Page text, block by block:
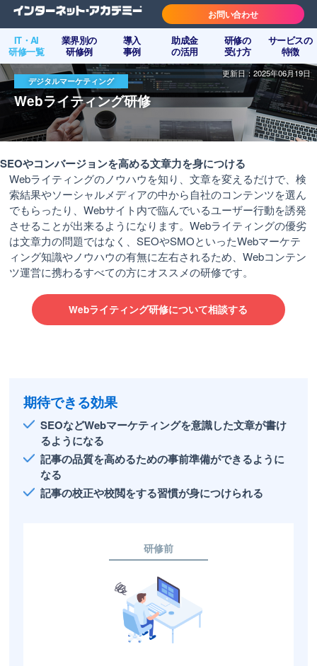
IT・AI
研修一覧
業界別の
研修例
導入
事例
助成金
の活用
研修の
受け方
サービスの
特徴
お問い合わせ
更新日：2025年06月19日
デジタルマーケティング
Webライティング研修
SEOやコンバージョンを高める文章力を身につける
Webライティングのノウハウを知り、文章を変えるだけで、検
索結果やソーシャルメディアの中から自社のコンテンツを選ん
でもらったり、Webサイト内で臨んでいるユーザー行動を誘発
させることが出来るようになります。Webライティングの優劣
は文章力の問題ではなく、SEOやSMOといったWebマーケテ
ィング知識やノウハウの有無に左右されるため、Webコンテン
ツ運営に携わるすべての方にオススメの研修です。
Webライティング研修について相談する
期待できる効果
SEOなどWebマーケティングを意識した文章が書け
るようになる
記事の品質を高めるための事前準備ができるように
なる
記事の校正や校閲をする習慣が身につけられる
研修前